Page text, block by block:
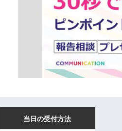
当日の受付方法